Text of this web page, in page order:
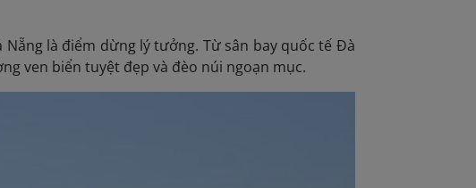
là điểm dừng lý tưởng. Từ sân bay quốc tế Đà
ven biển tuyệt đẹp và đèo núi ngoạn mục.